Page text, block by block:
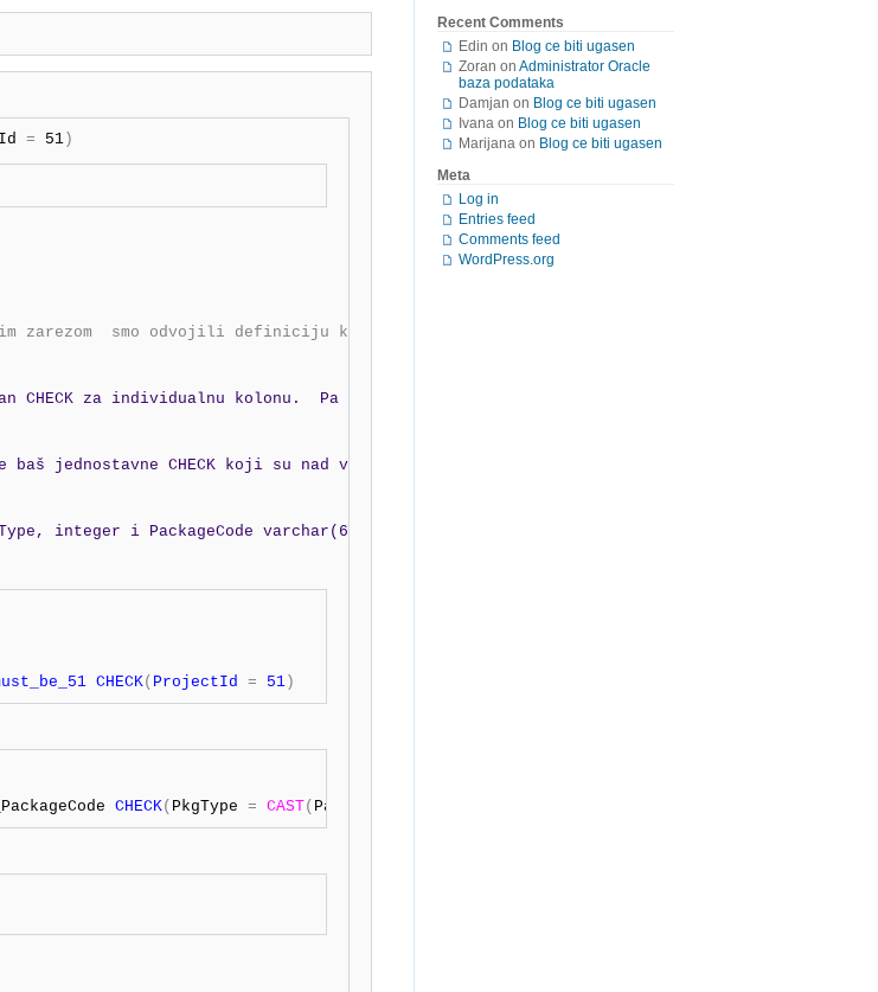
= 51
zarezom  smo odvojili definiciju kolone ProjectName od definicije CHECK CONSTRAINT
CHECK za individualnu kolonu.  Pa birajte koji vam se dopada. Za proste slučajeve
jednostavne CHECK koji su nad više od jedne kolone. Naravno, u propisno
integer i PackageCode varchar(6), isto što i PkgType ali sa nulama ispred. Dakle,
CHECK( ProjectId = 51 )
CHECK( PkgType = CAST( PackageCode
Recent Comments
Edin on Blog ce biti ugasen
Zoran on Administrator Oracle
baza podataka
Damjan on Blog ce biti ugasen
Ivana on Blog ce biti ugasen
Marijana on Blog ce biti ugasen
Meta
Log in
Entries feed
Comments feed
WordPress.org